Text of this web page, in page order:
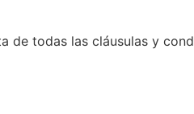
de todas las cláusulas y